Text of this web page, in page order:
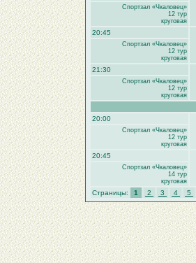
Спортзал «Чкаловец»
12 тур
круговая
20:45
Спортзал «Чкаловец»
12 тур
круговая
21:30
Спортзал «Чкаловец»
12 тур
круговая
20:00
Спортзал «Чкаловец»
12 тур
круговая
20:45
Спортзал «Чкаловец»
14 тур
круговая
Страницы: 1 2 3 4 5